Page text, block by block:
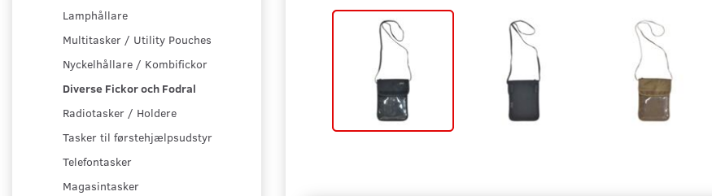
Lamphållare
Multitasker / Utility Pouches
Nyckelhållare / Kombifickor
Diverse Fickor och Fodral
Radiotasker / Holdere
Tasker til førstehjælpsudstyr
Telefontasker
Magasintasker